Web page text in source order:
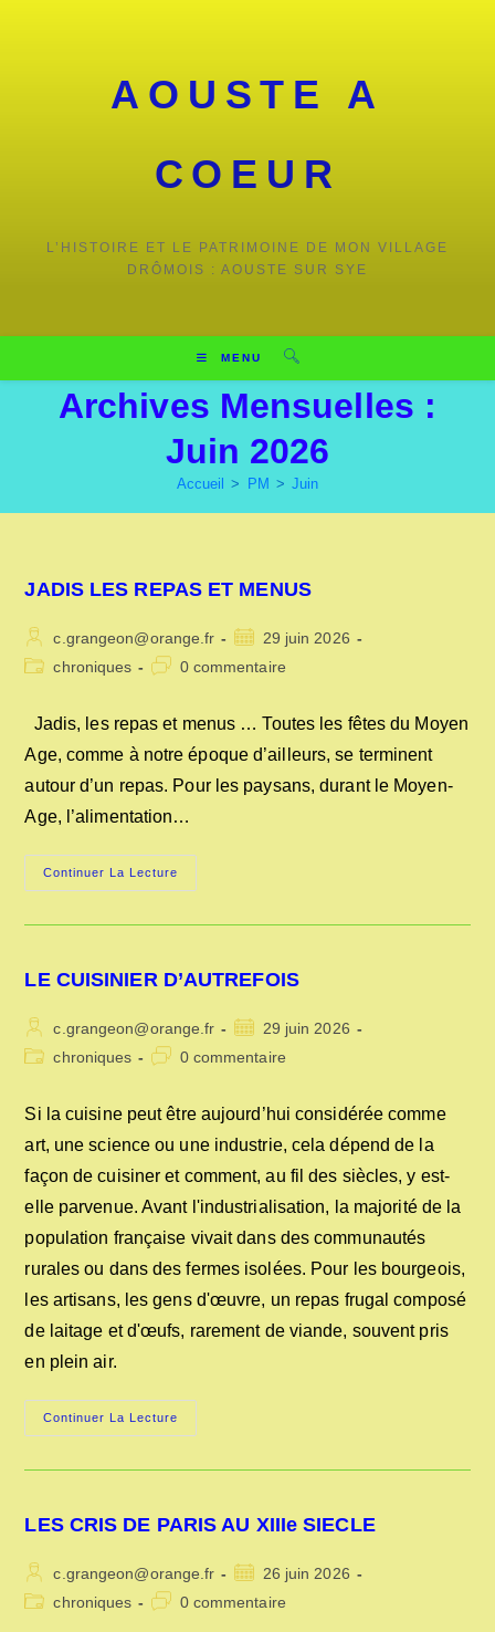
AOUSTE A
COEUR
L’HISTOIRE ET LE PATRIMOINE DE MON VILLAGE
DRÔMOIS : AOUSTE SUR SYE
MENU
Archives Mensuelles :
Juin 2026
Accueil > PM > Juin
JADIS LES REPAS ET MENUS
Auteur/autrice
de
c.grangeon@orange.fr
Publication
publiée :
29 juin 2026
Postchroniques
Commentaires
publication :
0 commentaire
Jadis, les repas et menus … Toutes les fêtes du Moyen
Age, comme à notre époque d’ailleurs, se terminent
autour d’un repas. Pour les paysans, durant le Moyen-
Age, l’alimentation…
Continuer La Lecture
LES
LE CUISINIER D’AUTREFOIS
Auteur/autrice
de
c.grangeon@orange.fr
Publication
publiée :
29 juin 2026
Postchroniques
Commentaires
publication :
0 commentaire
Si la cuisine peut être aujourd’hui considérée comme
art, une science ou une industrie, cela dépend de la
façon de cuisiner et comment, au fil des siècles, y est-
elle parvenue. Avant l'industrialisation, la majorité de la
population française vivait dans des communautés
rurales ou dans des fermes isolées. Pour les bourgeois,
les artisans, les gens d'œuvre, un repas frugal composé
de laitage et d'œufs, rarement de viande, souvent pris
en plein air.
Continuer La Lecture
CUISINIER
LES CRIS DE PARIS AU XIIIe SIECLE
Auteur/autrice
de
c.grangeon@orange.fr
Publication
publiée :
26 juin 2026
Postchroniques
Commentaires
0 commentaire